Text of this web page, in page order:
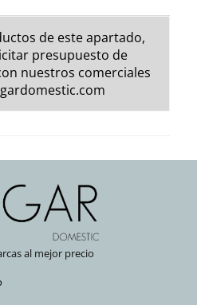
de este apartado,
presupuesto de
nuestros comerciales
al mejor precio